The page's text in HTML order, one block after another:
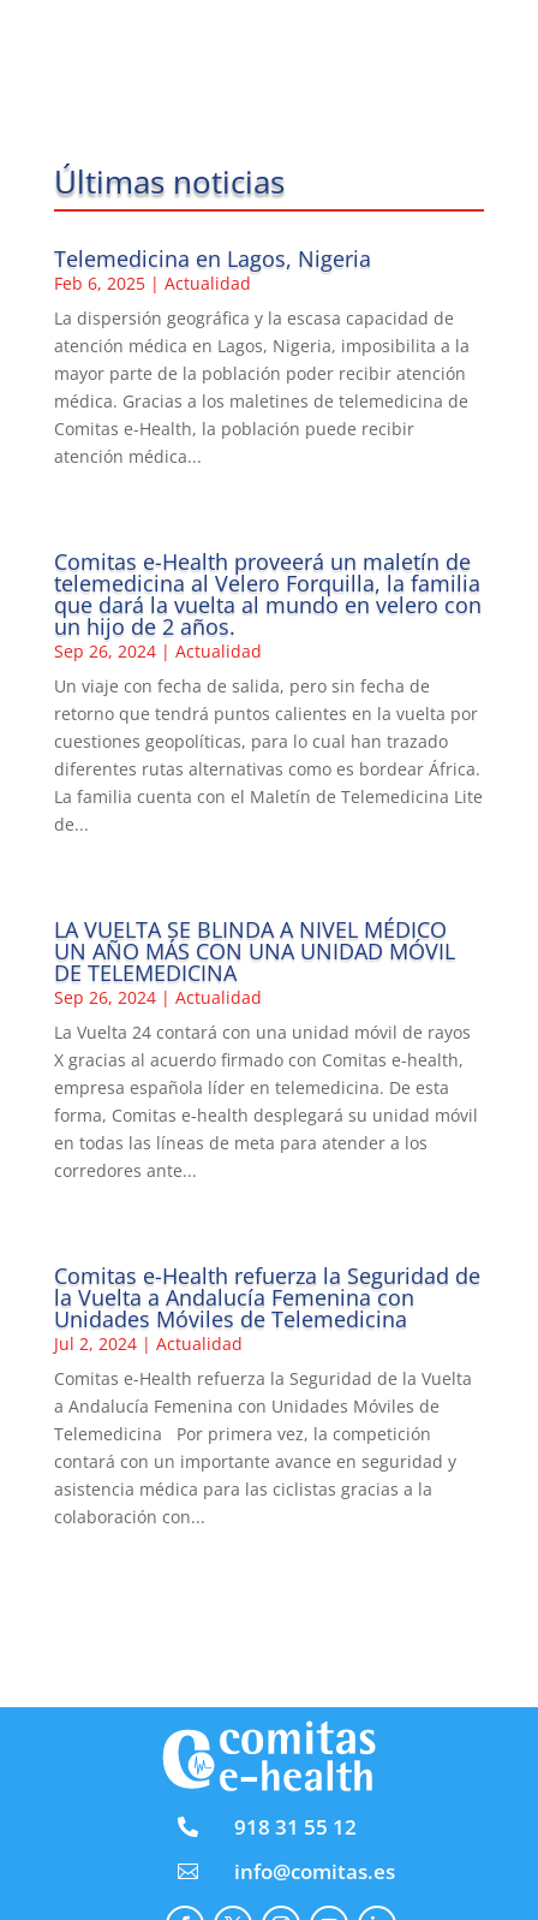
Últimas noticias
Telemedicina en Lagos, Nigeria
Feb 6, 2025| Actualidad
La dispersión geográfica y la escasa capacidad de
atención médica en Lagos, Nigeria, imposibilita a la
mayor parte de la población poder recibir atención
médica. Gracias a los maletines de telemedicina de
Comitas e-Health, la población puede recibir
atención médica...
Comitas e-Health proveerá un maletín de
telemedicina al Velero Forquilla, la familia
que dará la vuelta al mundo en velero con
un hijo de 2 años.
Sep 26, 2024| Actualidad
Un viaje con fecha de salida, pero sin fecha de
retorno que tendrá puntos calientes en la vuelta por
cuestiones geopolíticas, para lo cual han trazado
diferentes rutas alternativas como es bordear África.
La familia cuenta con el Maletín de Telemedicina Lite
de...
LA VUELTA SE BLINDA A NIVEL MÉDICO
UN AÑO MÁS CON UNA UNIDAD MÓVIL
DE TELEMEDICINA
Sep 26, 2024| Actualidad
La Vuelta 24 contará con una unidad móvil de rayos
X gracias al acuerdo firmado con Comitas e-health,
empresa española líder en telemedicina. De esta
forma, Comitas e-health desplegará su unidad móvil
en todas las líneas de meta para atender a los
corredores ante...
Comitas e-Health refuerza la Seguridad de
la Vuelta a Andalucía Femenina con
Unidades Móviles de Telemedicina
Jul 2, 2024| Actualidad
Comitas e-Health refuerza la Seguridad de la Vuelta
a Andalucía Femenina con Unidades Móviles de
Telemedicina Por primera vez, la competición
contará con un importante avance en seguridad y
asistencia médica para las ciclistas gracias a la
colaboración con...
 918 31 55 12
 info@comitas.es